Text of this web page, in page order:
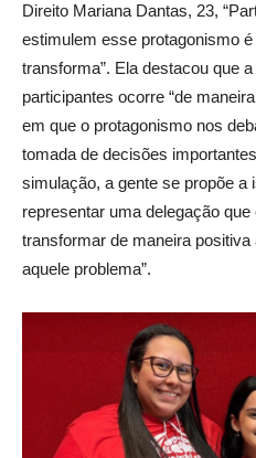
Direito Mariana Dantas, 23,
estimulem esse protagonismo
transforma”. Ela destacou que
participantes ocorre “de
em que o protagonismo nos
tomada de decisões
simulação, a gente se propõe a
representar uma delegação
transformar de maneira
aquele problema”.